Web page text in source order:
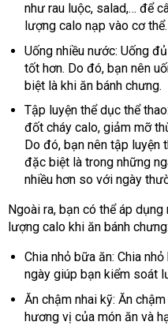
như rau luộc, salad,… để
lượng calo nạp vào cơ thể.
Uống nhiều nước: Uống
tốt hơn. Do đó, bạn nên
biệt là khi ăn bánh chưng.
Tập luyện thể dục thể
đốt cháy calo, giảm mỡ
Do đó, bạn nên tập luyện
đặc biệt là trong những
nhiều hơn so với ngày
Ngoài ra, bạn có thể áp
lượng calo khi ăn bánh chưng:
Chia nhỏ bữa ăn: Chia
ngày giúp bạn kiểm soát
Ăn chậm nhai kỹ: Ăn
hương vị của món ăn và